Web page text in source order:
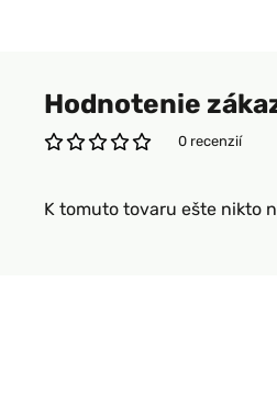
Hodnotenie
0 recenzií
K tomuto tovaru ešte nikto